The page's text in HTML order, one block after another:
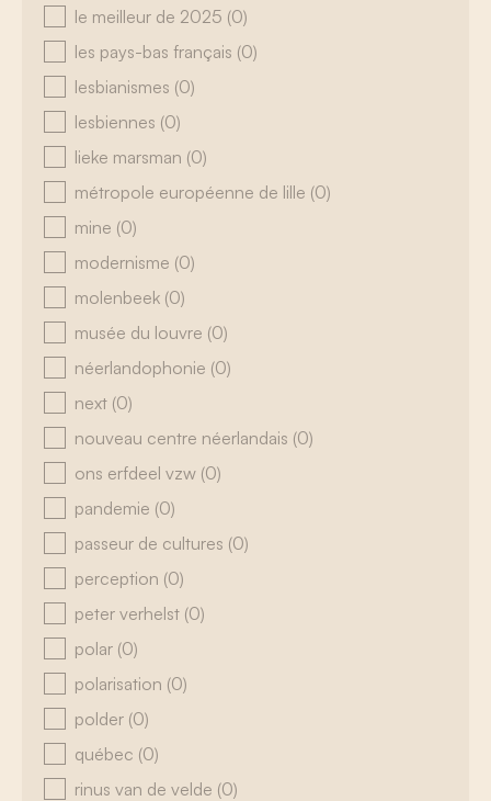
le meilleur de 2025 (0)
les pays-bas français (0)
lesbianismes (0)
lesbiennes (0)
lieke marsman (0)
métropole européenne de lille (0)
mine (0)
modernisme (0)
molenbeek (0)
musée du louvre (0)
néerlandophonie (0)
next (0)
nouveau centre néerlandais (0)
ons erfdeel vzw (0)
pandemie (0)
passeur de cultures (0)
perception (0)
peter verhelst (0)
polar (0)
polarisation (0)
polder (0)
québec (0)
rinus van de velde (0)